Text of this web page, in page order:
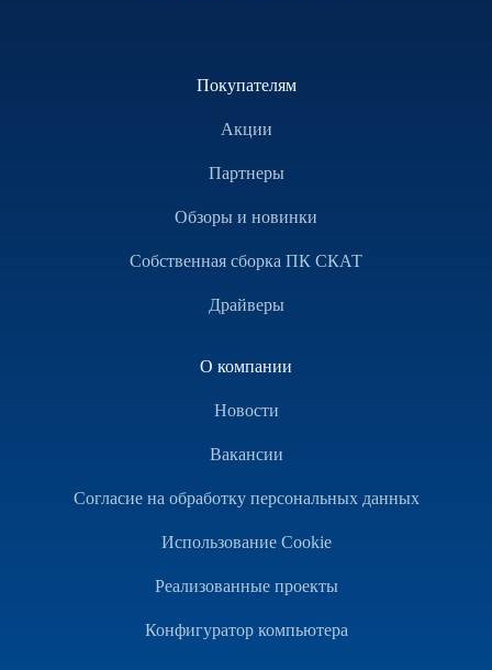
Покупателям
Акции
Партнеры
Обзоры и новинки
Собственная сборка ПК СКАТ
Драйверы
О компании
Новости
Вакансии
Согласие на обработку персональных данных
Использование Cookie
Реализованные проекты
Конфигуратор компьютера